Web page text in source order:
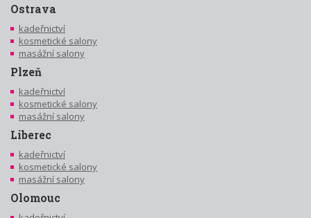
Ostrava
kadeřnictví
kosmetické salony
masážní salony
Plzeň
kadeřnictví
kosmetické salony
masážní salony
Liberec
kadeřnictví
kosmetické salony
masážní salony
Olomouc